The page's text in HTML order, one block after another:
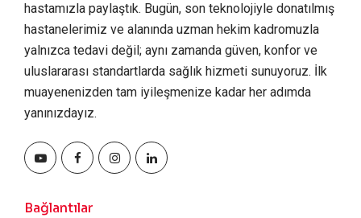
hastamızla paylaştık. Bugün, son teknolojiyle donatılmış
hastanelerimiz ve alanında uzman hekim kadromuzla
yalnızca tedavi değil; aynı zamanda güven, konfor ve
uluslararası standartlarda sağlık hizmeti sunuyoruz. İlk
muayenenizden tam iyileşmenize kadar her adımda
yanınızdayız.
Bağlantılar